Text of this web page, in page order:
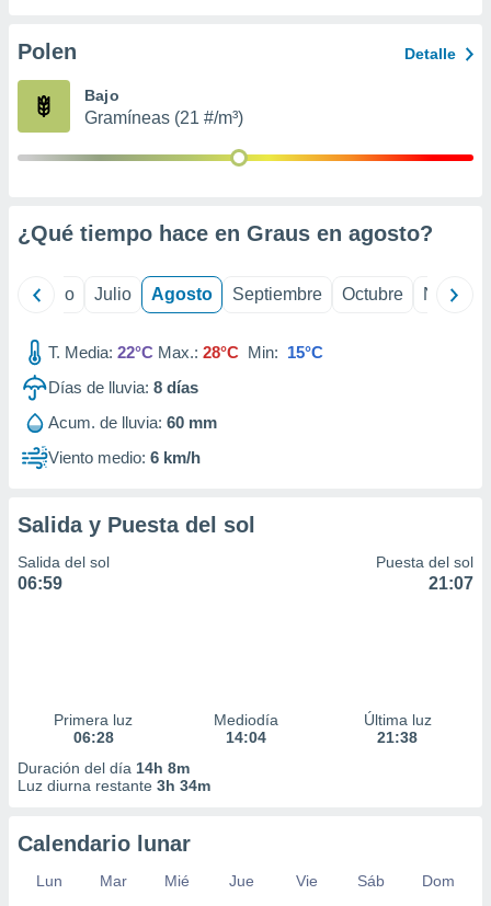
e
mediante
publicidad
publicidad
1199
Polen Detalle
Bajo
Gramíneas (21 #/m³)
¿Qué tiempo hace en Graus en agosto?
Junio Julio Agosto Septiembre Octubre
T. Media: 22°C Max.: 28°C Min: 15°C
Días de lluvia: 8 días
Acum. de lluvia: 60 mm
Viento medio: 6 km/h
Salida y Puesta del sol
Salida del sol
06:59
Puesta del sol
21:07
Primera luz
06:28
Mediodía
14:04
Última luz
21:38
Duración del día 14h 8m
Luz diurna restante 3h 34m
Calendario lunar
Lun Mar Mié Jue Vie Sáb
Dom